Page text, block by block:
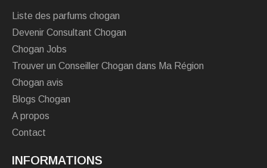
Liste des parfums chogan
Devenir Consultant Chogan
Chogan Jobs
Trouver un Conseiller Chogan dans Ma Région
Chogan avis
Blogs Chogan
A propos
Contact
INFORMATIONS